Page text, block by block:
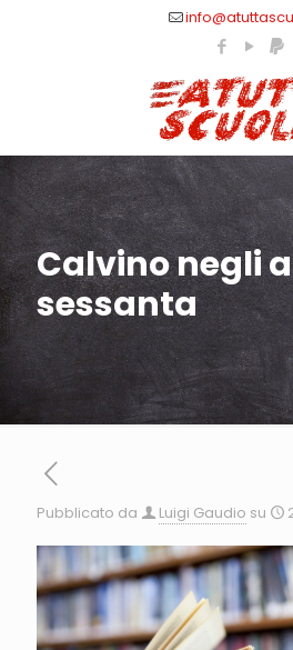
Calvino negli
sessanta
Pubblicato da Luigi Gaudio su